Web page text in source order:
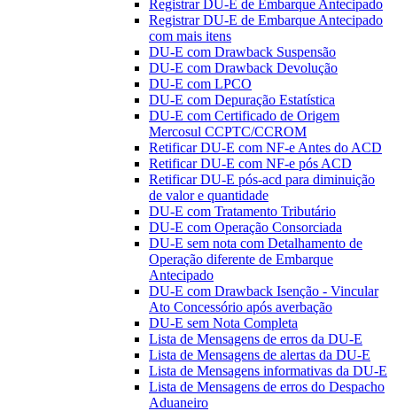
Registrar DU-E de Embarque Antecipado
Registrar DU-E de Embarque Antecipado
com mais itens
DU-E com Drawback Suspensão
DU-E com Drawback Devolução
DU-E com LPCO
DU-E com Depuração Estatística
DU-E com Certificado de Origem
Mercosul CCPTC/CCROM
Retificar DU-E com NF-e Antes do ACD
Retificar DU-E com NF-e pós ACD
Retificar DU-E pós-acd para diminuição
de valor e quantidade
DU-E com Tratamento Tributário
DU-E com Operação Consorciada
DU-E sem nota com Detalhamento de
Operação diferente de Embarque
Antecipado
DU-E com Drawback Isenção - Vincular
Ato Concessório após averbação
DU-E sem Nota Completa
Lista de Mensagens de erros da DU-E
Lista de Mensagens de alertas da DU-E
Lista de Mensagens informativas da DU-E
Lista de Mensagens de erros do Despacho
Aduaneiro